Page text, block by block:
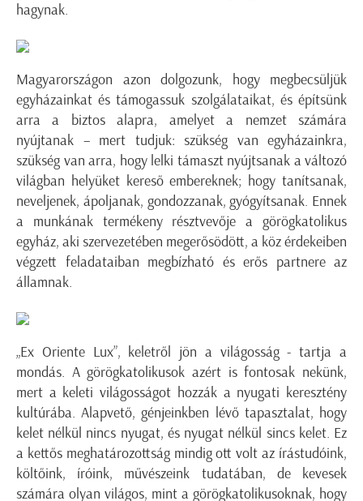
hagynak.
Magyarországon azon dolgozunk, hogy megbecsüljük
egyházainkat és támogassuk szolgálataikat, és építsünk
arra a biztos alapra, amelyet a nemzet számára
nyújtanak – mert tudjuk: szükség van egyházainkra,
szükség van arra, hogy lelki támaszt nyújtsanak a változó
világban helyüket kereső embereknek; hogy tanítsanak,
neveljenek, ápoljanak, gondozzanak, gyógyítsanak. Ennek
a munkának termékeny résztvevője a görögkatolikus
egyház, aki szervezetében megerősödött, a köz érdekeiben
végzett feladataiban megbízható és erős partnere az
államnak.
„Ex Oriente Lux”, keletről jön a világosság - tartja a
mondás. A görögkatolikusok azért is fontosak nekünk,
mert a keleti világosságot hozzák a nyugati keresztény
kultúrába. Alapvető, génjeinkben lévő tapasztalat, hogy
kelet nélkül nincs nyugat, és nyugat nélkül sincs kelet. Ez
a kettős meghatározottság mindig ott volt az írástudóink,
költőink, íróink, művészeink tudatában, de kevesek
számára olyan világos, mint a görögkatolikusoknak, hogy